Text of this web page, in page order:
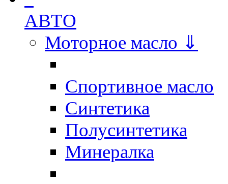
АВТО
Моторное масло ⇓
Спортивное масло
Синтетика
Полусинтетика
Минералка